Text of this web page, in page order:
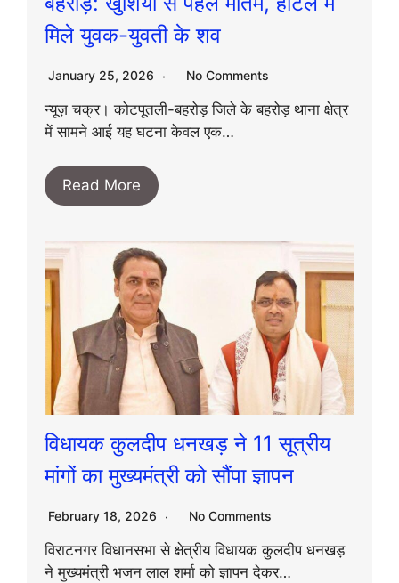
मिले युवक-युवती के शव
January 25, 2026 No Comments
न्यूज़ चक्र। कोटपूतली-बहरोड़ जिले के बहरोड़ थाना क्षेत्र
में सामने आई यह घटना केवल एक…
Read More
विधायक कुलदीप धनखड़ ने 11 सूत्रीय
मांगों का मुख्यमंत्री को सौंपा ज्ञापन
February 18, 2026 No Comments
विराटनगर विधानसभा से क्षेत्रीय विधायक कुलदीप धनखड़
ने मुख्यमंत्री भजन लाल शर्मा को ज्ञापन देकर…